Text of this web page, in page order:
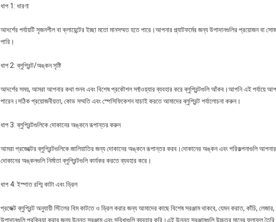
ধাপ 1: ধারণা
আদর্শের পর্যায়টি সৃজনশীল বা ক্লায়েন্টের ইচ্ছা মতো মানসম্মত হতে পারে।আপনার প্ল্যাটফর্মের জন্য উপাদানগুলির প্রয়োজন বা
পারি।
ধাপ 2: ব্লুপ্রিন্ট/অঙ্কন সৃষ্টি
আদর্শের সময়, আমরা আপনার কথা শুনব এবং বিশেষ প্রকৌশল সফ্টওয়্যার ব্যবহার করে ব্লুপ্রিন্টগুলি আঁকব।আপনি এই পর্যায়ে
পারেন।সঠিক প্রয়োজনীয়তা, কোড সম্মতি এবং স্পেসিফিকেশন যাচাই করতে আমাদের ব্লুপ্রিন্ট পর্যালোচনা করুন।
ধাপ 3: ব্লুপ্রিন্টগুলিকে দোকানের অঙ্কনে রূপান্তর করুন
আমরা প্রজেক্টের ব্লুপ্রিন্টগুলিকে জালিয়াতির জন্য দোকানের অঙ্কনে রূপান্তর করব।দোকানের অঙ্কন এবং পরিকল্পনাগুলি
দোকানের অঙ্কনগুলি নির্মাতা ব্লুপ্রিন্টগুলি কার্যকর করতে ব্যবহার করে।
ধাপ 4: ইস্পাত রশ্মি কাটা এবং ড্রিল
প্রজেক্ট ব্লুপ্রিন্ট অনুযায়ী স্টিলের বিম কাটতে ও ড্রিল করার জন্য আমাদের কাছে বিশেষ সরঞ্জাম থাকবে, যেমন করাত, কাঁচি,
উপাদানগুলি প্রক্রিয়া করার জন্য উন্নত সরঞ্জাম এবং সুবিধাগুলি ব্যবহার করি।এই উন্নত সরঞ্জামগুলি উচ্চতর মানের ফলাফল